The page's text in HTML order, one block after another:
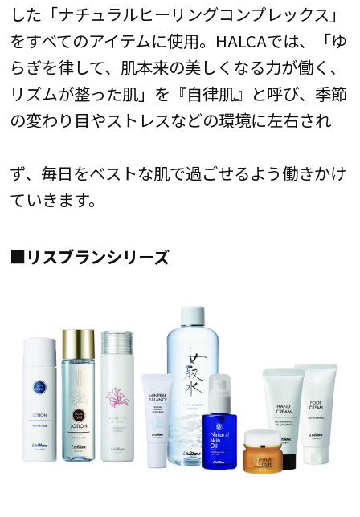
した「ナチュラルヒーリングコンプレックス」
をすべてのアイテムに使用。HALCAでは、「ゆ
らぎを律して、肌本来の美しくなる力が働く、
リズムが整った肌」を『自律肌』と呼び、季節
の変わり目やストレスなどの環境に左右され
ず、毎日をベストな肌で過ごせるよう働きかけ
ていきます。
■リスブランシリーズ